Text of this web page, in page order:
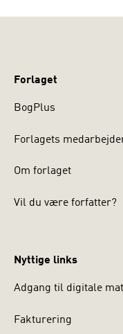
Forlaget
BogPlus
Forlagets
Om forlaget
Vil du være forfatter?
Nyttige links
Adgang til digitale
Fakturering